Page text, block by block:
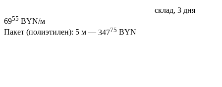
склад, 3 дня
6955 BYN/м
Пакет (полиэтилен): 5 м — 34775 BYN